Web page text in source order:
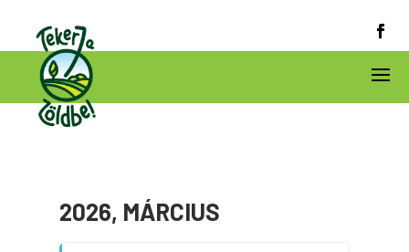
2026, MÁRCIUS